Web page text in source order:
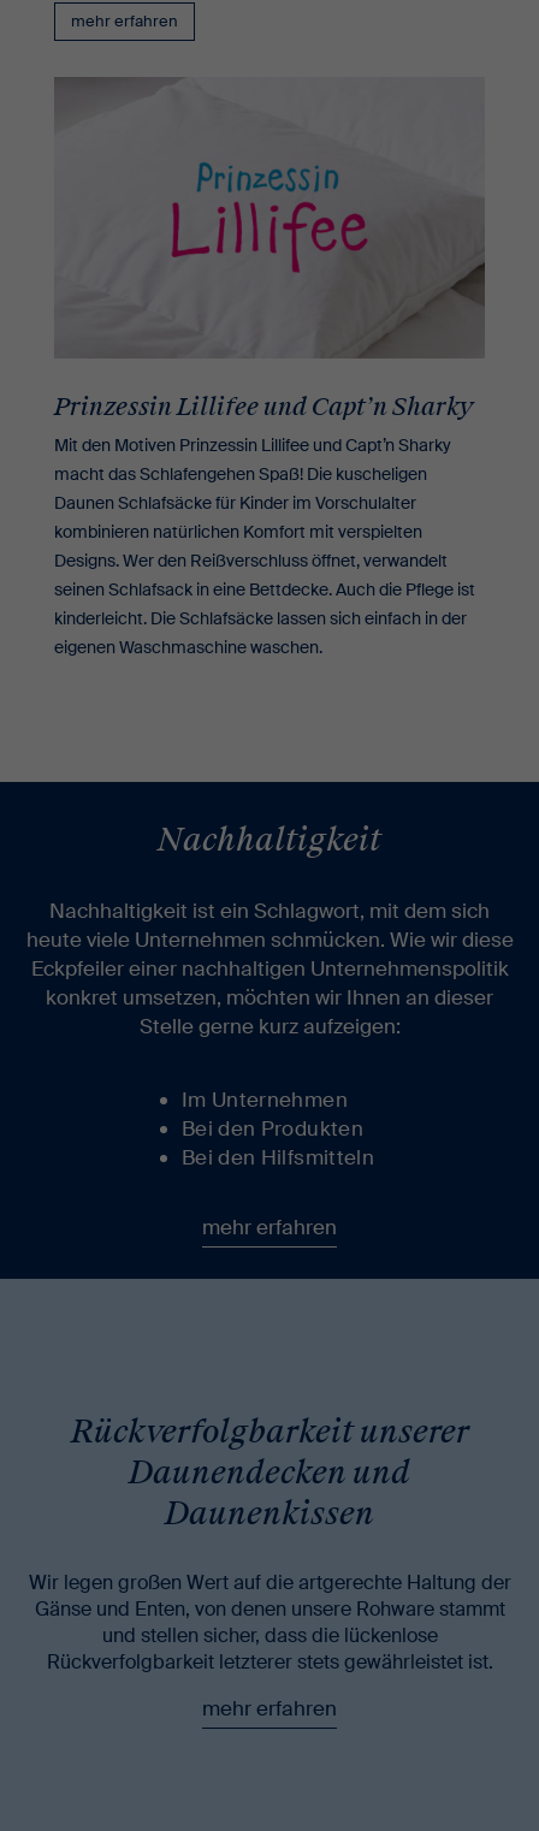
mehr erfahren
Prinzessin Lillifee und Capt’n Sharky
Mit den Motiven Prinzessin Lillifee und Capt’n Sharky
macht das Schlafengehen Spaß! Die kuscheligen
Daunen Schlafsäcke für Kinder im Vorschulalter
kombinieren natürlichen Komfort mit verspielten
Designs. Wer den Reißverschluss öffnet, verwandelt
seinen Schlafsack in eine Bettdecke. Auch die Pflege ist
kinderleicht. Die Schlafsäcke lassen sich einfach in der
eigenen Waschmaschine waschen.
Nachhaltigkeit
Nachhaltigkeit ist ein Schlagwort, mit dem sich
heute viele Unternehmen schmücken. Wie wir diese
Eckpfeiler einer nachhaltigen Unternehmenspolitik
konkret umsetzen, möchten wir Ihnen an dieser
Stelle gerne kurz aufzeigen:
Im Unternehmen
Bei den Produkten
Bei den Hilfsmitteln
mehr erfahren
Rückverfolgbarkeit unserer
Daunendecken und
Daunenkissen
Wir legen großen Wert auf die artgerechte Haltung der
Gänse und Enten, von denen unsere Rohware stammt
und stellen sicher, dass die lückenlose
Rückverfolgbarkeit letzterer stets gewährleistet ist.
mehr erfahren